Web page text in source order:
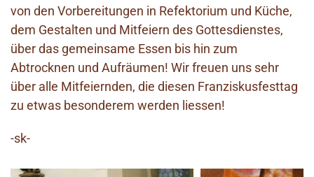
von den Vorbereitungen in Refektorium und Küche,
dem Gestalten und Mitfeiern des Gottesdienstes,
über das gemeinsame Essen bis hin zum
Abtrocknen und Aufräumen! Wir freuen uns sehr
über alle Mitfeiernden, die diesen Franziskusfesttag
zu etwas besonderem werden liessen!
-sk-